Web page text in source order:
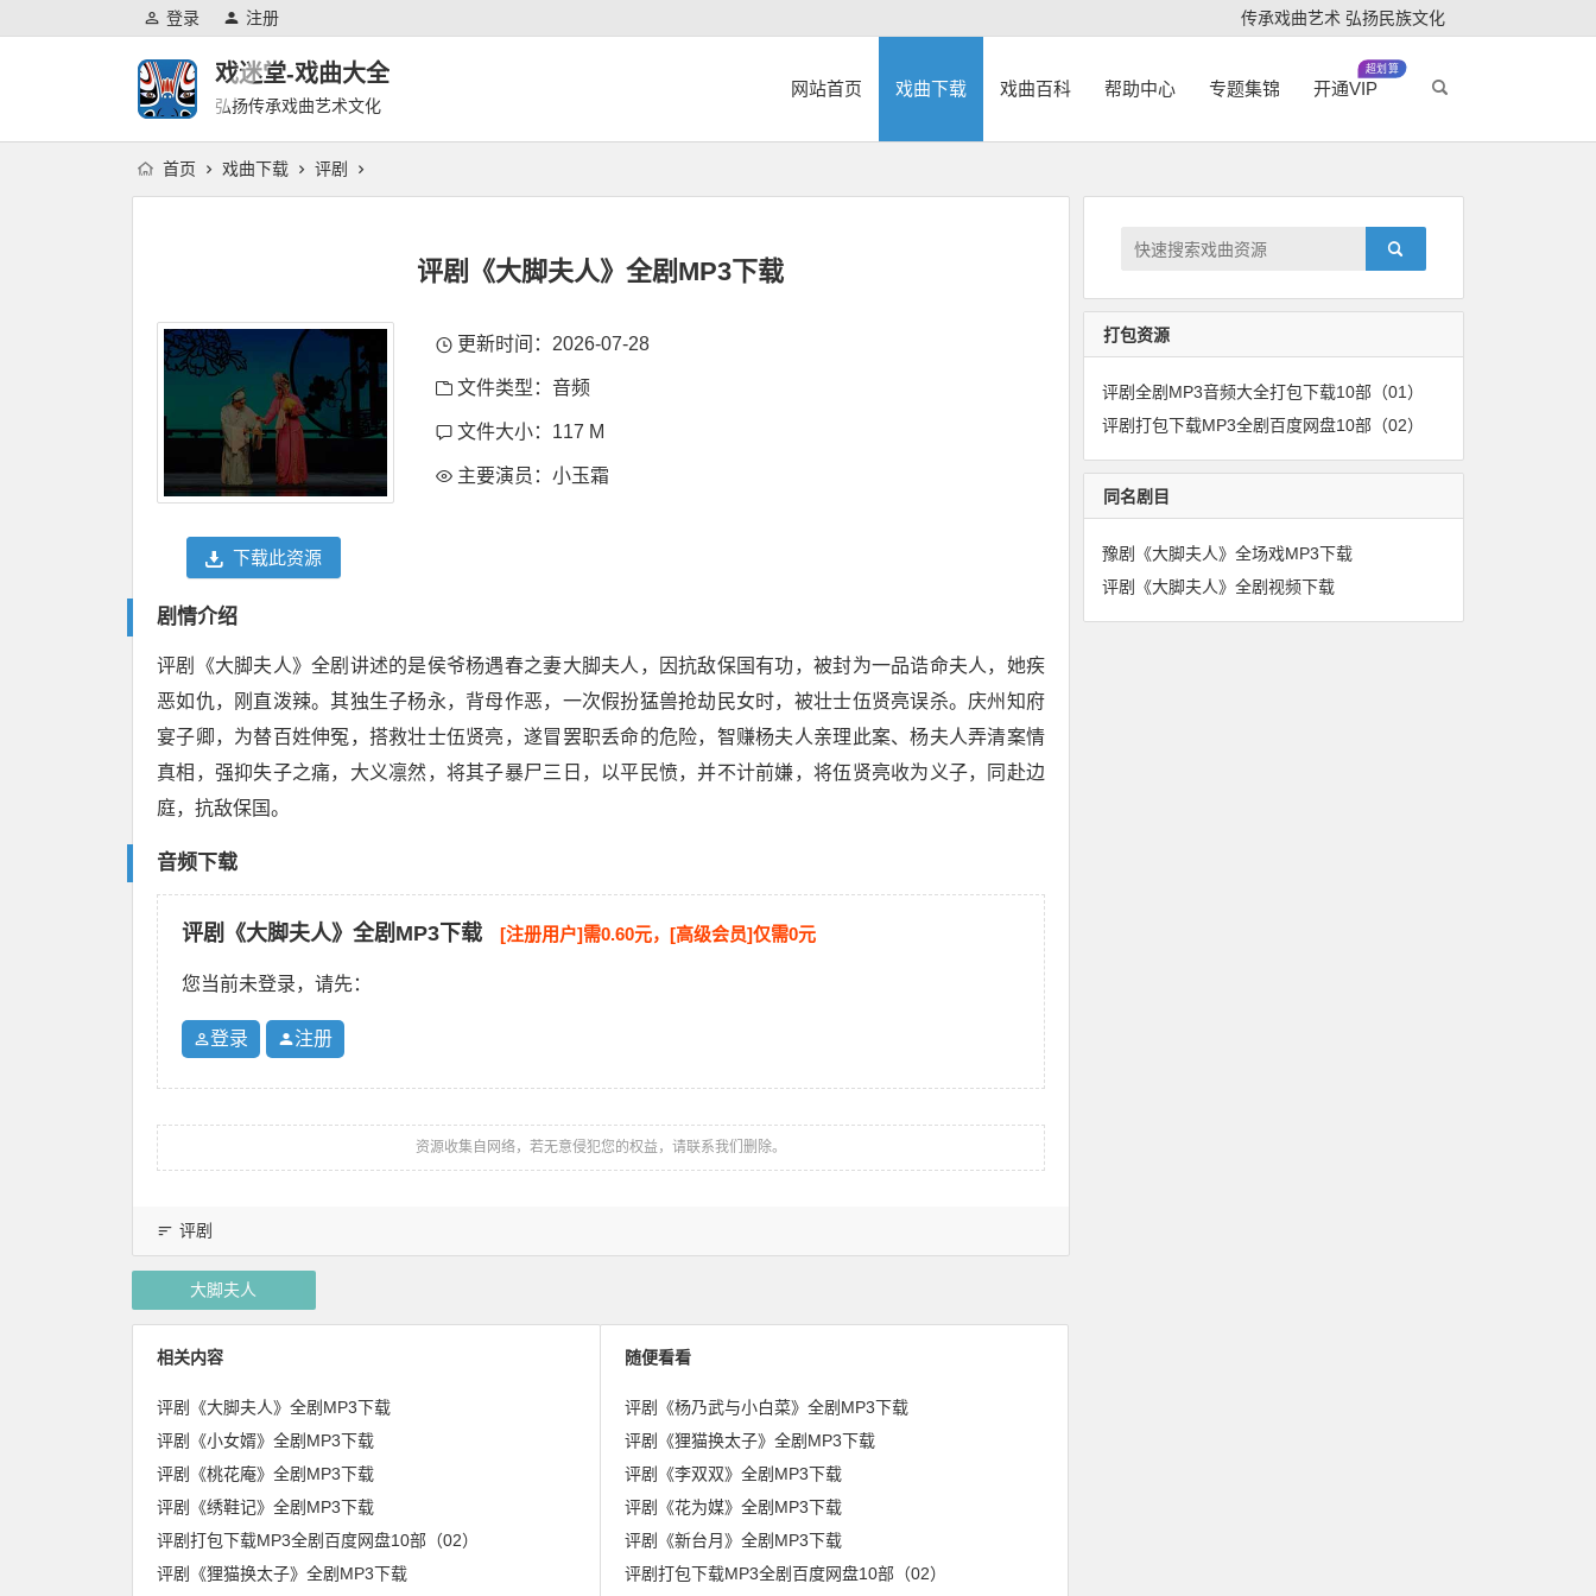
登录 注册 传承戏曲艺术 弘扬民族文化
戏迷堂-戏曲大全
弘扬传承戏曲艺术文化
网站首页 戏曲下载 戏曲百科 帮助中心 专题集锦 开通VIP
超划算
首页 戏曲下载 评剧
评剧《大脚夫人》全剧MP3下载
更新时间：2026-07-28
文件类型：音频
文件大小：117 M
主要演员：小玉霜
下载此资源
剧情介绍
评剧《大脚夫人》全剧讲述的是侯爷杨遇春之妻大脚夫人，因抗敌保国有功，被封为一品诰命夫人，她疾
恶如仇，刚直泼辣。其独生子杨永，背母作恶，一次假扮猛兽抢劫民女时，被壮士伍贤亮误杀。庆州知府
宴子卿，为替百姓伸冤，搭救壮士伍贤亮，遂冒罢职丢命的危险，智赚杨夫人亲理此案、杨夫人弄清案情
真相，强抑失子之痛，大义凛然，将其子暴尸三日，以平民愤，并不计前嫌，将伍贤亮收为义子，同赴边
庭，抗敌保国。
音频下载
评剧《大脚夫人》全剧MP3下载 [注册用户]需0.60元，[高级会员]仅需0元
您当前未登录，请先：
登录 注册
资源收集自网络，若无意侵犯您的权益，请联系我们删除。
评剧
大脚夫人
相关内容
评剧《大脚夫人》全剧MP3下载
评剧《小女婿》全剧MP3下载
评剧《桃花庵》全剧MP3下载
评剧《绣鞋记》全剧MP3下载
评剧打包下载MP3全剧百度网盘10部（02）
评剧《狸猫换太子》全剧MP3下载
随便看看
评剧《杨乃武与小白菜》全剧MP3下载
评剧《狸猫换太子》全剧MP3下载
评剧《李双双》全剧MP3下载
评剧《花为媒》全剧MP3下载
评剧《新台月》全剧MP3下载
评剧打包下载MP3全剧百度网盘10部（02）
打包资源
评剧全剧MP3音频大全打包下载10部（01）
评剧打包下载MP3全剧百度网盘10部（02）
同名剧目
豫剧《大脚夫人》全场戏MP3下载
评剧《大脚夫人》全剧视频下载